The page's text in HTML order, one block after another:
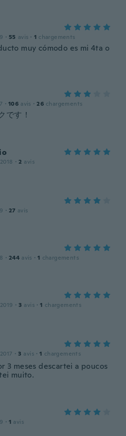
· 55 avis · 1 chargements
muy cómodo es mi 4ta o
· 106 avis · 26 chargements
です！
· 2 avis
· 27 avis
· 244 avis · 1 chargements
· 3 avis · 1 chargements
· 3 avis · 1 chargements
3 meses descartei a poucos
muito.
· 1 avis